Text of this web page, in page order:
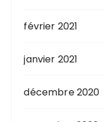
février 2021
janvier 2021
décembre 2020